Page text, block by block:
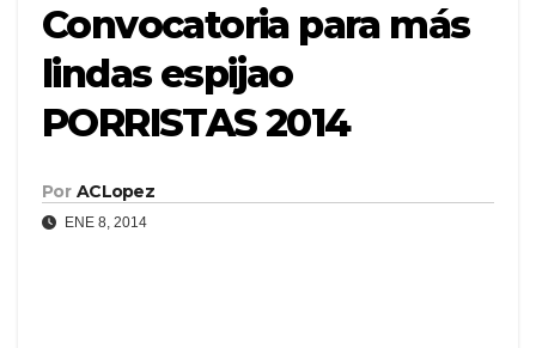
Convocatoria para más
lindas espijao
PORRISTAS 2014
Por ACLopez
ENE 8, 2014